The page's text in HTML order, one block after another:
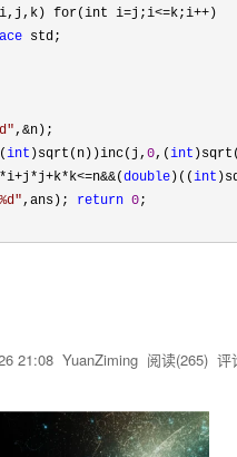
",&
int )sqrt(n))inc(j, 0,(int
double )((int
%d",ans); return 0
21:08 YuanZiming 阅读(265) 评